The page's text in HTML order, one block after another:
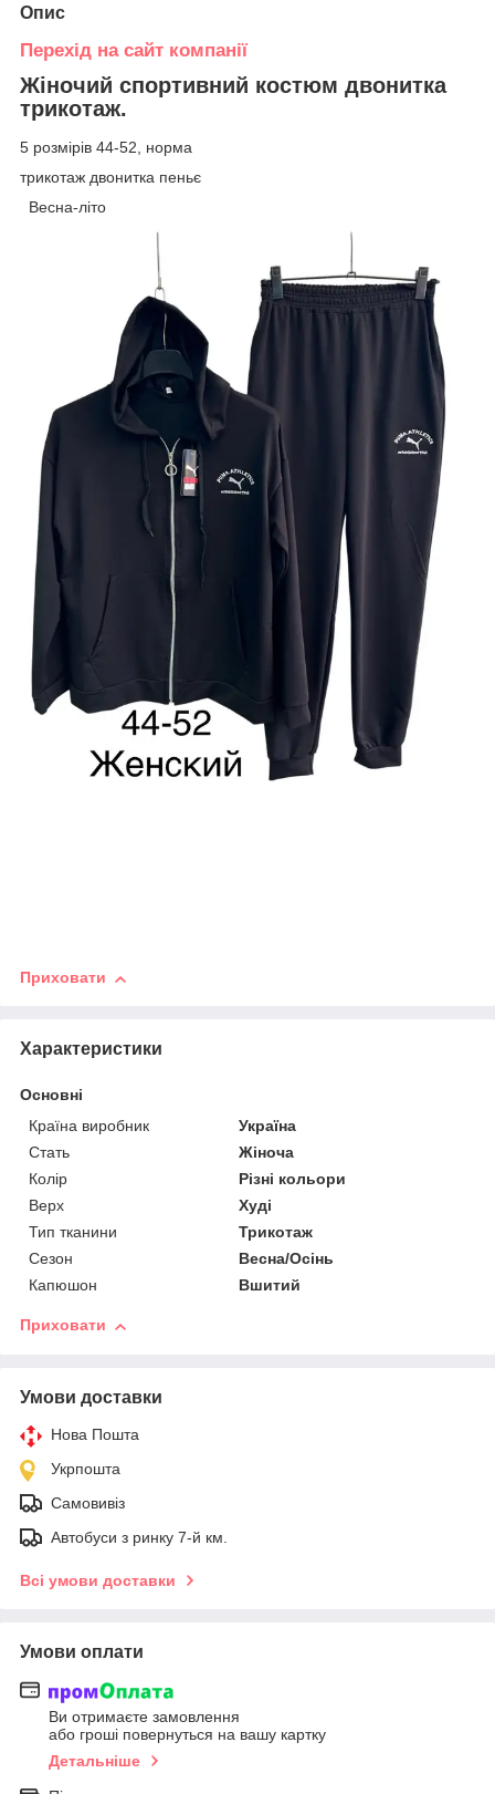
Опис
Перехід на сайт компанії
Жіночий спортивний костюм двонитка
трикотаж.
5 розмірів 44-52, норма
трикотаж двонитка пеньє
Весна-літо
Приховати
Характеристики
Основні
Країна виробник
Україна
Стать
Жіноча
Колір
Різні кольори
Верх
Худі
Тип тканини
Трикотаж
Сезон
Весна/Осінь
Капюшон
Вшитий
Приховати
Умови доставки
Нова Пошта
Укрпошта
Самовивіз
Автобуси з ринку 7-й км.
Всі умови доставки
Умови оплати
Ви отримаєте замовлення
або гроші повернуться на вашу картку
Детальніше